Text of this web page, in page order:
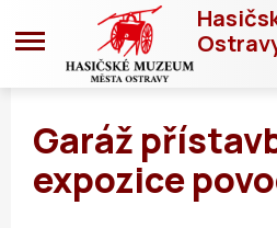
Garáž
expozice